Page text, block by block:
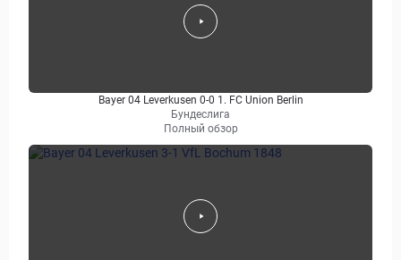
Bayer 04 Leverkusen 0-0 1. FC Union Berlin
Бундеслига
Полный обзор